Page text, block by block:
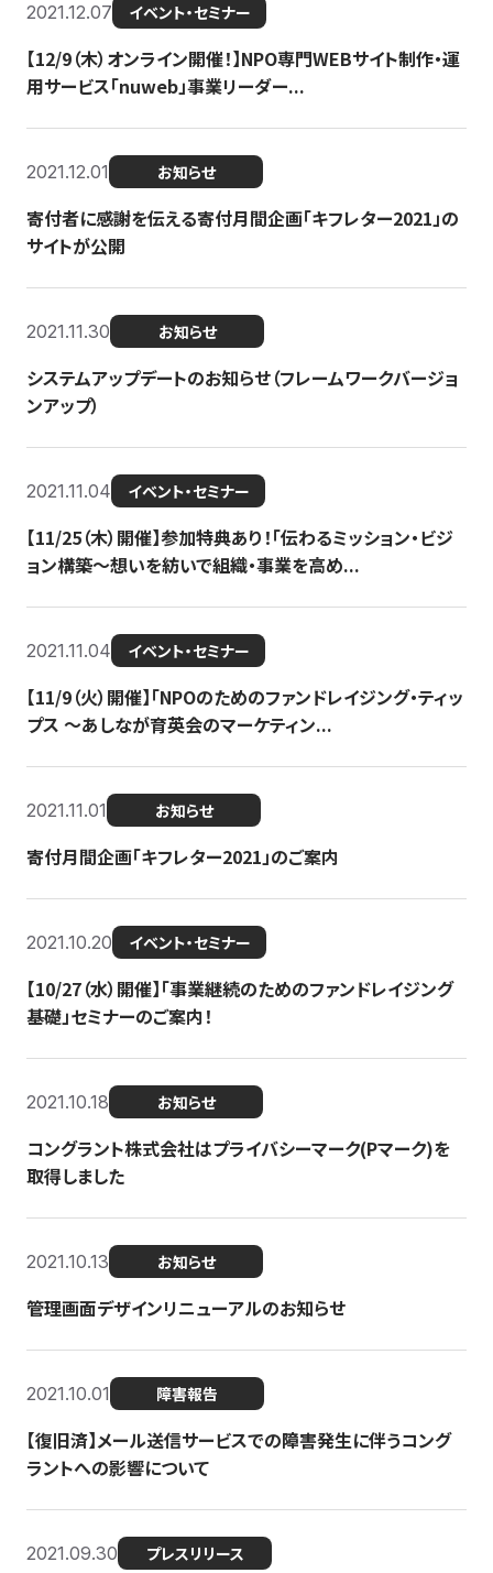
2021.12.07 イベント・セミナー
【12/9（木）オンライン開催！】NPO専門WEBサイト制作・運
用サービス「nuweb」事業リーダー...
2021.12.01 お知らせ
寄付者に感謝を伝える寄付月間企画「キフレター2021」の
サイトが公開
2021.11.30 お知らせ
システムアップデートのお知らせ（フレームワークバージョ
ンアップ）
2021.11.04 イベント・セミナー
【11/25（木）開催】参加特典あり！「伝わるミッション・ビジ
ョン構築〜想いを紡いで組織・事業を高め...
2021.11.04 イベント・セミナー
【11/9（火）開催】「NPOのためのファンドレイジング・ティッ
プス 〜あしなが育英会のマーケティン...
2021.11.01 お知らせ
寄付月間企画「キフレター2021」のご案内
2021.10.20 イベント・セミナー
【10/27（水）開催】「事業継続のためのファンドレイジング
基礎」セミナーのご案内！
2021.10.18 お知らせ
コングラント株式会社はプライバシーマーク(Pマーク)を
取得しました
2021.10.13 お知らせ
管理画面デザインリニューアルのお知らせ
2021.10.01 障害報告
【復旧済】メール送信サービスでの障害発生に伴うコング
ラントへの影響について
2021.09.30 プレスリリース